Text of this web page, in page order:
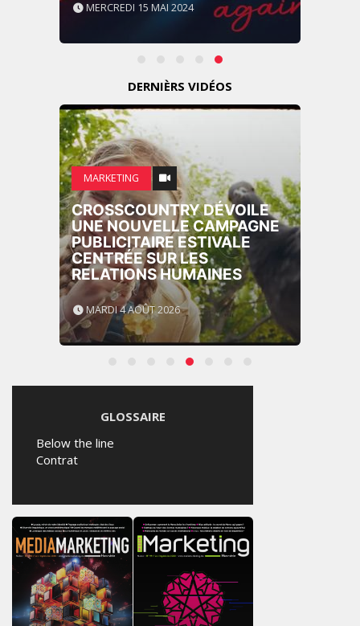
MERCREDI 15 MAI 2024
DERNIÈRS VIDÉOS
MARKETING
CROSSCOUNTRY DÉVOILE
UNE NOUVELLE CAMPAGNE
PUBLICITAIRE ESTIVALE
CENTRÉE SUR LES
RELATIONS HUMAINES
MARDI 4 AOÛT 2026
GLOSSAIRE
Below the line
Contrat